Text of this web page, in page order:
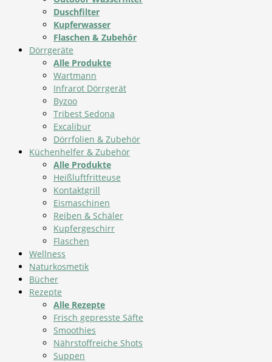
Duschfilter
Kupferwasser
Flaschen & Zubehör
Dörrgeräte
Alle Produkte
Wartmann
Infrarot Dörrgerät
Byzoo
Tribest Sedona
Excalibur
Dörrfolien & Zubehör
Küchenhelfer & Zubehör
Alle Produkte
Heißluftfritteuse
Kontaktgrill
Eismaschinen
Reiben & Schäler
Kupfergeschirr
Flaschen
Wellness
Naturkosmetik
Bücher
Rezepte
Alle Rezepte
Frisch gepresste Säfte
Smoothies
Nährstoffreiche Shots
Suppen